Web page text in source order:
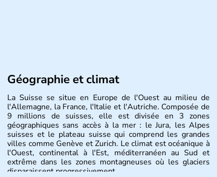
Géographie et climat
La Suisse se situe en Europe de l'Ouest au milieu de
l'Allemagne, la France, l'Italie et l'Autriche. Composée de
9 millions de suisses, elle est divisée en 3 zones
géographiques sans accès à la mer : le Jura, les Alpes
suisses et le plateau suisse qui comprend les grandes
villes comme Genève et Zurich. Le climat est océanique à
l'Ouest, continental à l'Est, méditerranéen au Sud et
extrême dans les zones montagneuses où les glaciers
disparaissent progressivement.